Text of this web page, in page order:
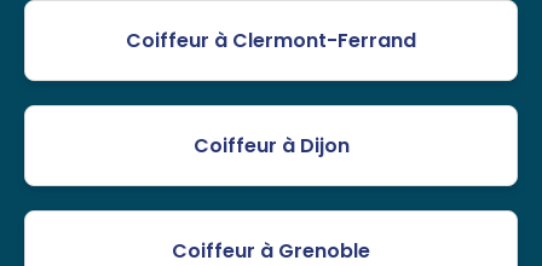
Coiffeur à Clermont-Ferrand
Coiffeur à Dijon
Coiffeur à Grenoble